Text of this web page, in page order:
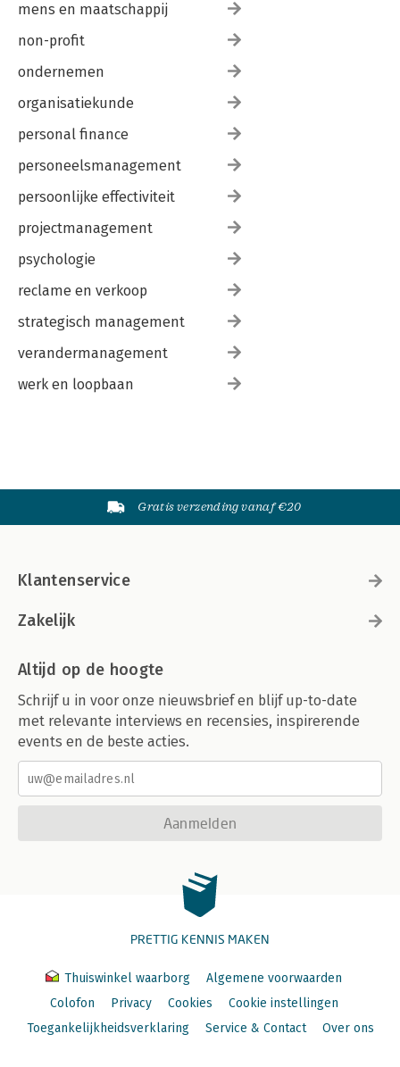
mens en maatschappij
non-profit
ondernemen
organisatiekunde
personal finance
personeelsmanagement
persoonlijke effectiviteit
projectmanagement
psychologie
reclame en verkoop
strategisch management
verandermanagement
werk en loopbaan
Gratis verzending vanaf €20
Klantenservice
Zakelijk
Altijd op de hoogte
Schrijf u in voor onze nieuwsbrief en blijf up-to-date
met relevante interviews en recensies, inspirerende
events en de beste acties.
Aanmelden
PRETTIG KENNIS MAKEN
Thuiswinkel waarborg
Algemene voorwaarden
Colofon
Privacy Cookies
Cookie instellingen
Toegankelijkheidsverklaring
Service & Contact Over ons